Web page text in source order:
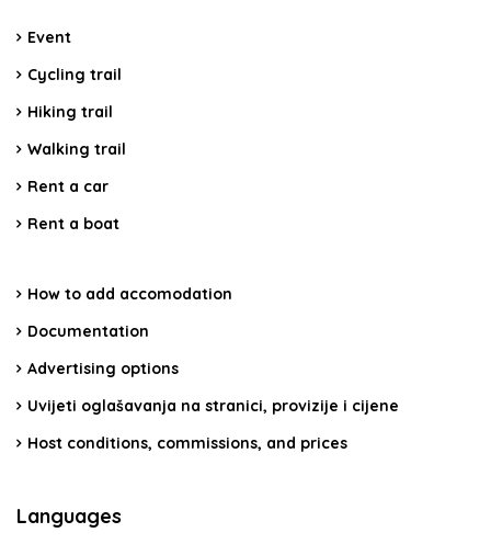
Event
Cycling trail
Hiking trail
Walking trail
Rent a car
Rent a boat
How to add accomodation
Documentation
Advertising options
Uvijeti oglašavanja na stranici, provizije i cijene
Host conditions, commissions, and prices
Languages